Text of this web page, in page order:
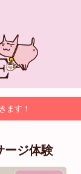
ます！
ージ体験